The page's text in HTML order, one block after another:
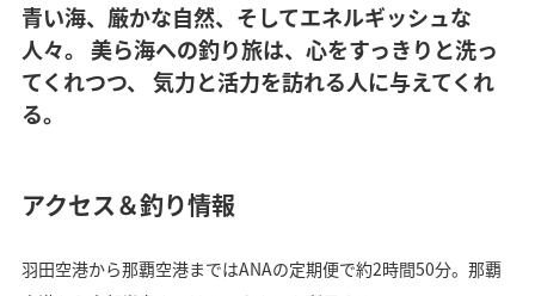
青い海、厳かな自然、そしてエネルギッシュな
人々。 美ら海への釣り旅は、心をすっきりと洗っ
てくれつつ、 気力と活力を訪れる人に与えてくれ
る。
アクセス＆釣り情報
羽田空港から那覇空港まではANAの定期便で約2時間50分。那覇